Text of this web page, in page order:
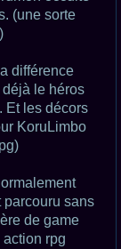
(une sorte
différence
le héros
Et les décors
KoruLimbo
parcouru sans
de game
rpg